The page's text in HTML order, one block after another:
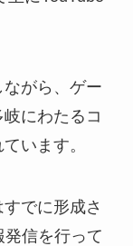
がら、ゲー
にわたるコ
います。
でに形成さ
信を行って